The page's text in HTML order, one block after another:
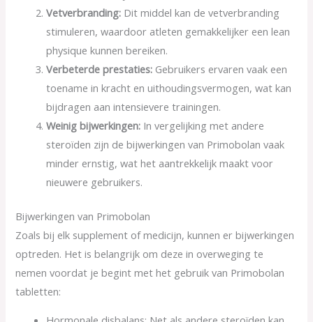
Vetverbranding: Dit middel kan de vetverbranding
stimuleren, waardoor atleten gemakkelijker een lean
physique kunnen bereiken.
Verbeterde prestaties: Gebruikers ervaren vaak een
toename in kracht en uithoudingsvermogen, wat kan
bijdragen aan intensievere trainingen.
Weinig bijwerkingen: In vergelijking met andere
steroïden zijn de bijwerkingen van Primobolan vaak
minder ernstig, wat het aantrekkelijk maakt voor
nieuwere gebruikers.
Bijwerkingen van Primobolan
Zoals bij elk supplement of medicijn, kunnen er bijwerkingen
optreden. Het is belangrijk om deze in overweging te
nemen voordat je begint met het gebruik van Primobolan
tabletten: